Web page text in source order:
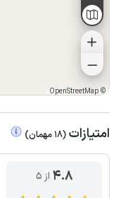
©
OpenStreetMap
امتیازات (
18 مهمان)
4.8 از ۵